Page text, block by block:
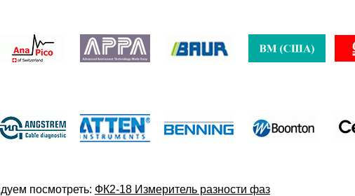
посмотреть: ФК2-18 Измеритель разности фаз